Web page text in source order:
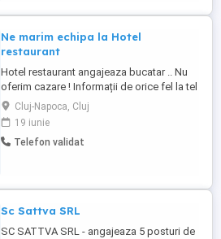
Ne marim echipa la Hotel
restaurant
Hotel restaurant angajeaza bucatar .. Nu
oferim cazare ! Informații de orice fel la tel
Cluj-Napoca, Cluj
19 iunie
Telefon validat
Sc Sattva SRL
SC SATTVA SRL - angajeaza 5 posturi de